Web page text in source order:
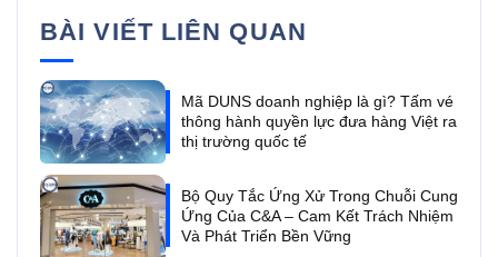
BÀI VIẾT LIÊN QUAN
Mã DUNS doanh nghiệp là gì? Tấm vé
thông hành quyền lực đưa hàng Việt ra
thị trường quốc tế
Bộ Quy Tắc Ứng Xử Trong Chuỗi Cung
Ứng Của C&A – Cam Kết Trách Nhiệm
Và Phát Triển Bền Vững